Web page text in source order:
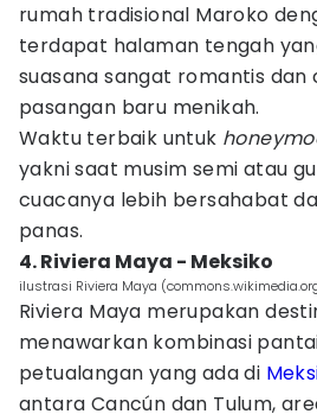
rumah tradisional Maroko
terdapat halaman tengah
suasana sangat romantis dan
pasangan baru menikah.
Waktu terbaik untuk
yakni saat musim semi atau
cuacanya lebih bersahabat
panas.
4. Riviera Maya - Meksiko
ilustrasi Riviera Maya
Riviera Maya merupakan
menawarkan kombinasi
petualangan yang ada di
antara Cancún dan Tulum,